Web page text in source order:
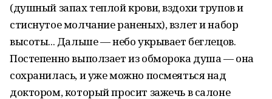
(душный запах теплой крови, вздохи трупов и
стиснутое молчание раненых), взлет и набор
высоты... Дальше — небо укрывает беглецов.
Постепенно выползает из обморока душа — она
сохранилась, и уже можно посмеяться над
доктором, который просит зажечь в салоне